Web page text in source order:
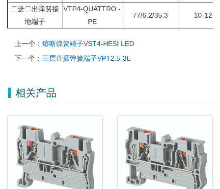
二进二出弹簧接
地端子
VTP4-QUATTRO -
PE
77/6.2/35.3 10-12
上一个： 熔断弹簧端子VST4-HESI LED
下一个： 三层直插弹簧端子VPT2.5-3L
相关产品